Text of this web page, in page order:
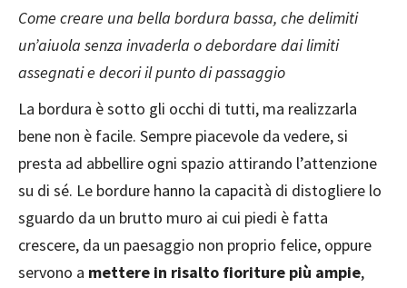
Come creare una bella bordura bassa, che delimiti
un’aiuola senza invaderla o debordare dai limiti
assegnati e decori il punto di passaggio
La bordura è sotto gli occhi di tutti, ma realizzarla
bene non è facile. Sempre piacevole da vedere, si
presta ad abbellire ogni spazio attirando l’attenzione
su di sé. Le bordure hanno la capacità di distogliere lo
sguardo da un brutto muro ai cui piedi è fatta
crescere, da un paesaggio non proprio felice, oppure
servono a mettere in risalto fioriture più ampie,